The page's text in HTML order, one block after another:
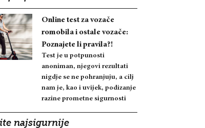
Online test za vozače
romobila i ostale vozače:
Poznajete li pravila?!
Test je u potpunosti
anoniman, njegovi rezultati
nigdje se ne pohranjuju, a cilj
nam je, kao i uvijek, podizanje
razine prometne sigurnosti
najsigurnije